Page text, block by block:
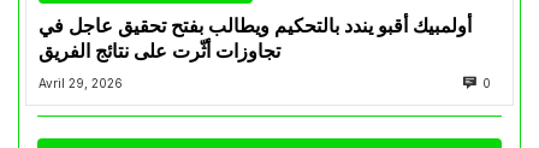
أولمبيك أقبو يندد بالتحكيم ويطالب بفتح تحقيق عاجل في
تجاوزات أثّرت على نتائج الفريق
Avril 29, 2026 0